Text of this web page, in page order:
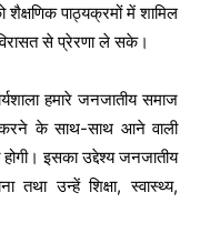
पाठ्यक्रमों में शामिल
से प्रेरणा ले सके।
हमारे जनजातीय समाज
करने के साथ-साथ आने वाली
इसका उद्देश्य जनजातीय
उन्हें शिक्षा, स्वास्थ्य,